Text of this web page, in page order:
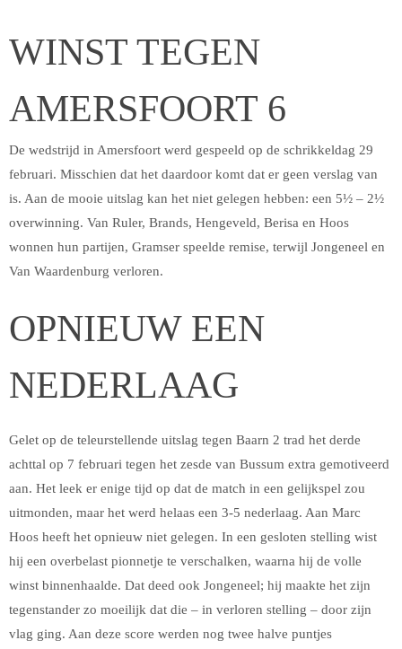
WINST TEGEN
AMERSFOORT 6
De wedstrijd in Amersfoort werd gespeeld op de schrikkeldag 29
februari. Misschien dat het daardoor komt dat er geen verslag van
is. Aan de mooie uitslag kan het niet gelegen hebben: een 5½ – 2½
overwinning. Van Ruler, Brands, Hengeveld, Berisa en Hoos
wonnen hun partijen, Gramser speelde remise, terwijl Jongeneel en
Van Waardenburg verloren.
OPNIEUW EEN
NEDERLAAG
Gelet op de teleurstellende uitslag tegen Baarn 2 trad het derde
achttal op 7 februari tegen het zesde van Bussum extra gemotiveerd
aan. Het leek er enige tijd op dat de match in een gelijkspel zou
uitmonden, maar het werd helaas een 3-5 nederlaag. Aan Marc
Hoos heeft het opnieuw niet gelegen. In een gesloten stelling wist
hij een overbelast pionnetje te verschalken, waarna hij de volle
winst binnenhaalde. Dat deed ook Jongeneel; hij maakte het zijn
tegenstander zo moeilijk dat die – in verloren stelling – door zijn
vlag ging. Aan deze score werden nog twee halve puntjes